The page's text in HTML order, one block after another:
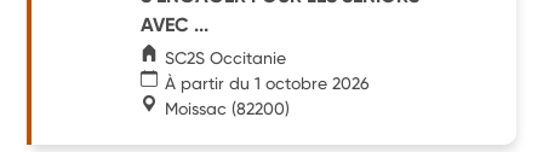
AVEC ...
SC2S Occitanie
À partir du 1 octobre 2026
Moissac (82200)